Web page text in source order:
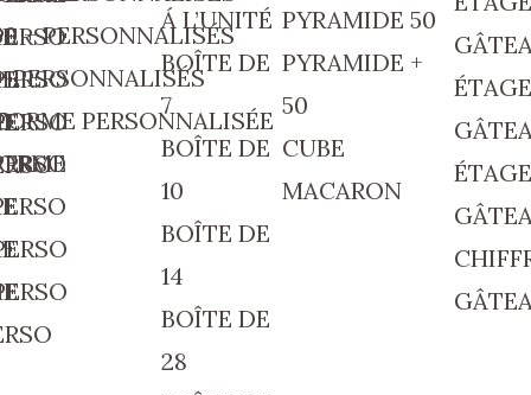
+ PERSONNALISÉS
PERSONNALISÉS
PERSONNALISÉE
Á L’UNITÉ
BOÎTE DE
7
BOÎTE DE
10
BOÎTE DE
14
BOÎTE DE
28
PYRAMIDE 50
PYRAMIDE +
50
CUBE
MACARON